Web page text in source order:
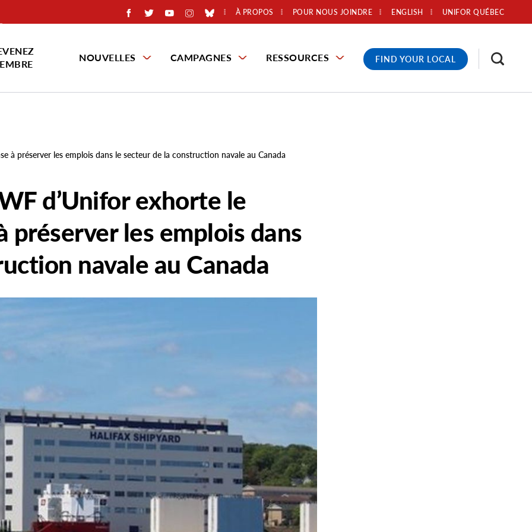
À PROPOS POUR NOUS JOINDRE UNIFOR QUÉBEC
ENGLISH
NOUVELLES CAMPAGNES RESSOURCES FIND YOUR LOCAL
à préserver les emplois dans le secteur de la construction navale au Canada
d’Unifor exhorte le
préserver les emplois dans
navale au Canada